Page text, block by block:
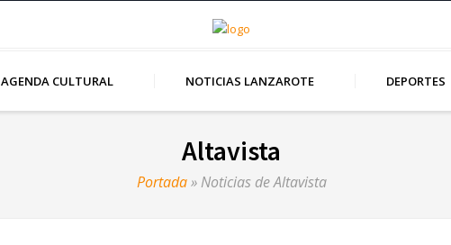
AGENDA CULTURAL NOTICIAS LANZAROTE DEPORTES
Altavista
Portada» Noticias de Altavista